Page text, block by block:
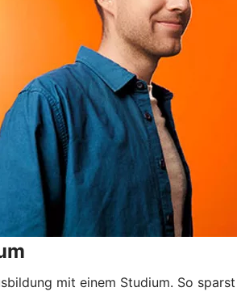
mit einem Studium. So sparst